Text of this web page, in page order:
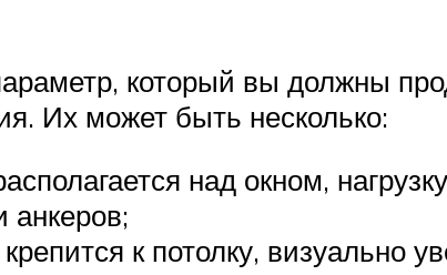
который вы должны
Их может быть несколько:
над окном,
анкеров;
к потолку, визуально